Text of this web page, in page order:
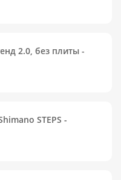
2.0, без плиты -
STEPS -